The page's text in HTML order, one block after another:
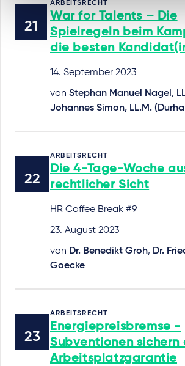
ARBEITSRECHT
War for Talents – Die
Spielregeln beim
die besten
14. September 2023
von Stephan Manuel Nagel,
Johannes Simon, LL.M.
ARBEITSRECHT
Die 4-Tage-Woche
rechtlicher Sicht
HR Coffee Break #9
23. August 2023
von Dr. Benedikt Groh, Dr.
Goecke
ARBEITSRECHT
Energiepreisbremse -
Subventionen sichern
Arbeitsplatzgarantie